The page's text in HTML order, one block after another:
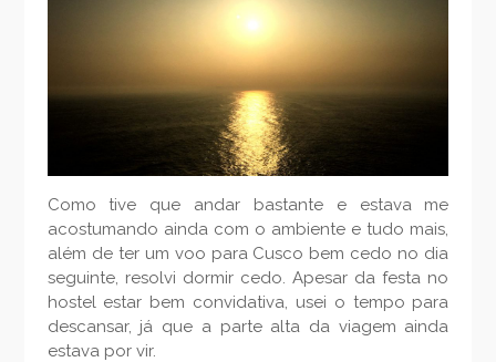
Como tive que andar bastante e estava me
acostumando ainda com o ambiente e tudo mais,
além de ter um voo para Cusco bem cedo no dia
seguinte, resolvi dormir cedo. Apesar da festa no
hostel estar bem convidativa, usei o tempo para
descansar, já que a parte alta da viagem ainda
estava por vir.